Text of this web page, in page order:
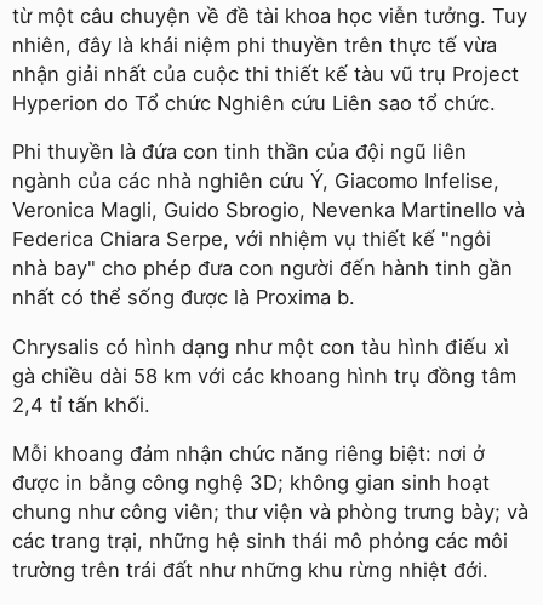
từ một câu chuyện về đề tài khoa học viễn tưởng. Tuy
nhiên, đây là khái niệm phi thuyền trên thực tế vừa
nhận giải nhất của cuộc thi thiết kế tàu vũ trụ Project
Hyperion do Tổ chức Nghiên cứu Liên sao tổ chức.
Phi thuyền là đứa con tinh thần của đội ngũ liên
ngành của các nhà nghiên cứu Ý, Giacomo Infelise,
Veronica Magli, Guido Sbrogio, Nevenka Martinello và
Federica Chiara Serpe, với nhiệm vụ thiết kế "ngôi
nhà bay" cho phép đưa con người đến hành tinh gần
nhất có thể sống được là Proxima b.
Chrysalis có hình dạng như một con tàu hình điếu xì
gà chiều dài 58 km với các khoang hình trụ đồng tâm
2,4 tỉ tấn khối.
Mỗi khoang đảm nhận chức năng riêng biệt: nơi ở
được in bằng công nghệ 3D; không gian sinh hoạt
chung như công viên; thư viện và phòng trưng bày; và
các trang trại, những hệ sinh thái mô phỏng các môi
trường trên trái đất như những khu rừng nhiệt đới.